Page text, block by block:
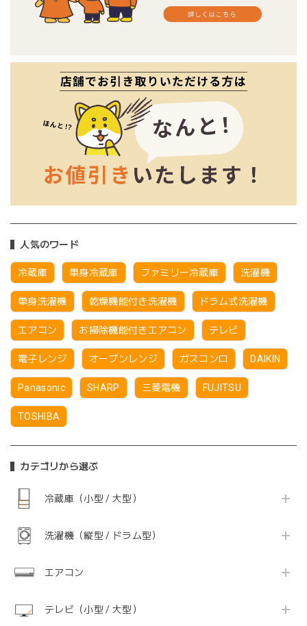
人気のワード
冷蔵庫 単身冷蔵庫 ファミリー冷蔵庫 洗濯機
単身洗濯機 乾燥機能付き洗濯機 ドラム式洗濯機
エアコン お掃除機能付きエアコン テレビ
電子レンジ オーブンレンジ ガスコンロ DAIKIN
Panasonic SHARP 三菱電機 FUJITSU
TOSHIBA
カテゴリから選ぶ
冷蔵庫（小型 / 大型）
洗濯機（縦型 / ドラム型）
エアコン
テレビ（小型 / 大型）